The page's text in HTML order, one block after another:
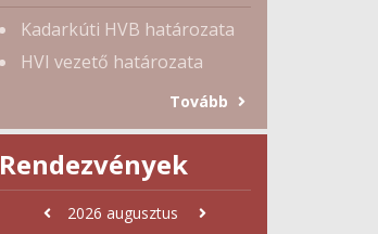
Kadarkúti HVB határozata
HVI vezető határozata
Tovább
Rendezvények
2026 augusztus